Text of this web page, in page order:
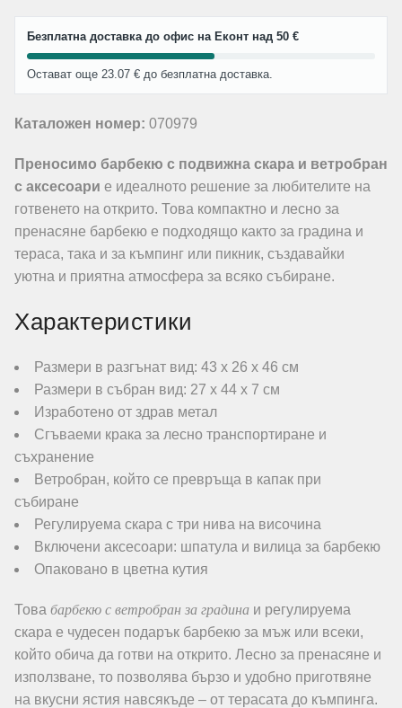
Безплатна доставка до офис на Еконт над 50 €
Остават още 23.07 € до безплатна доставка.
Каталожен номер: 070979
Преносимо барбекю с подвижна скара и ветробран
с аксесоари е идеалното решение за любителите на
готвенето на открито. Това компактно и лесно за
пренасяне барбекю е подходящо както за градина и
тераса, така и за къмпинг или пикник, създавайки
уютна и приятна атмосфера за всяко събиране.
Характеристики
Размери в разгънат вид: 43 х 26 х 46 см
Размери в събран вид: 27 х 44 х 7 см
Изработено от здрав метал
Сгъваеми крака за лесно транспортиране и
съхранение
Ветробран, който се превръща в капак при
събиране
Регулируема скара с три нива на височина
Включени аксесоари: шпатула и вилица за барбекю
Опаковано в цветна кутия
Това барбекю с ветробран за градина и регулируема
скара е чудесен подарък барбекю за мъж или всеки,
който обича да готви на открито. Лесно за пренасяне и
използване, то позволява бързо и удобно приготвяне
на вкусни ястия навсякъде – от терасата до къмпинга.